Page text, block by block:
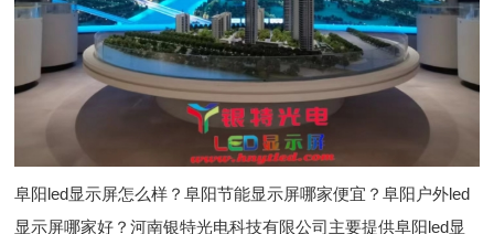
阜阳led显示屏怎么样？阜阳节能显示屏哪家便宜？阜阳户外led
显示屏哪家好？河南银特光电科技有限公司主要提供阜阳led显